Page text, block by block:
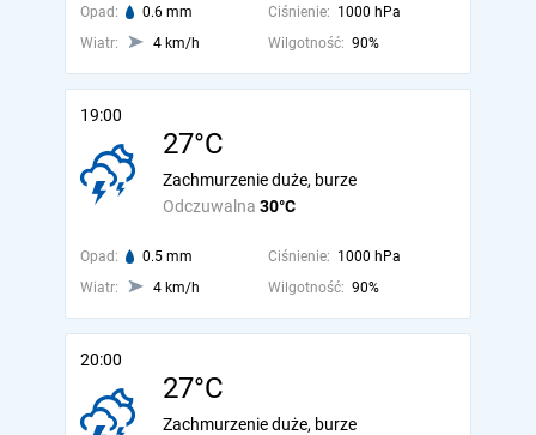
Opad: 0.6 mm Ciśnienie: 1000 hPa
Wiatr:
4 km/h Wilgotność: 90%
19:00
27°C
Odczuwalna 30°C
Zachmurzenie duże, burze
Opad: 0.5 mm Ciśnienie: 1000 hPa
Wiatr:
4 km/h Wilgotność: 90%
20:00
27°C
Zachmurzenie duże, burze